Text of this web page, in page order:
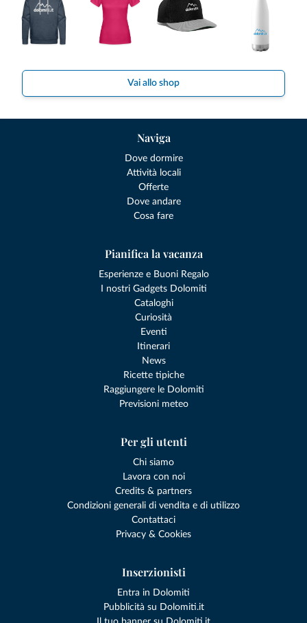
Vai allo shop
Naviga
Dove dormire
Attività locali
Offerte
Dove andare
Cosa fare
Pianifica la vacanza
Esperienze e Buoni Regalo
I nostri Gadgets Dolomiti
Cataloghi
Curiosità
Eventi
Itinerari
News
Ricette tipiche
Raggiungere le Dolomiti
Previsioni meteo
Per gli utenti
Chi siamo
Lavora con noi
Credits & partners
Condizioni generali di vendita e di utilizzo
Contattaci
Privacy & Cookies
Inserzionisti
Entra in Dolomiti
Pubblicità su Dolomiti.it